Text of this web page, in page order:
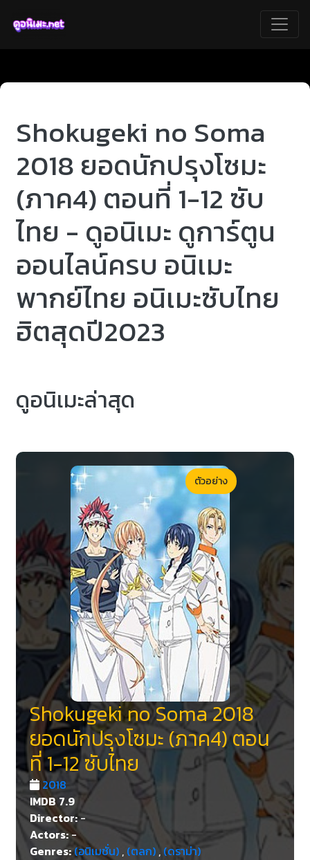
Shokugeki no Soma
2018 ยอดนักปรุงโซมะ
(ภาค4) ตอนที่ 1-12 ซับ
ไทย - ดูอนิเมะ ดูการ์ตูน
ออนไลน์ครบ อนิเมะ
พากย์ไทย อนิเมะซับไทย
ฮิตสุดปี2023
ดูอนิเมะล่าสุด
ตัวอย่าง
Shokugeki no Soma 2018
ยอดนักปรุงโซมะ (ภาค4) ตอน
ที่ 1-12 ซับไทย
2018
IMDB 7.9
Director:-
Actors:-
Genres: (อนิเมชั่น) , (ตลก), (ดราม่า)